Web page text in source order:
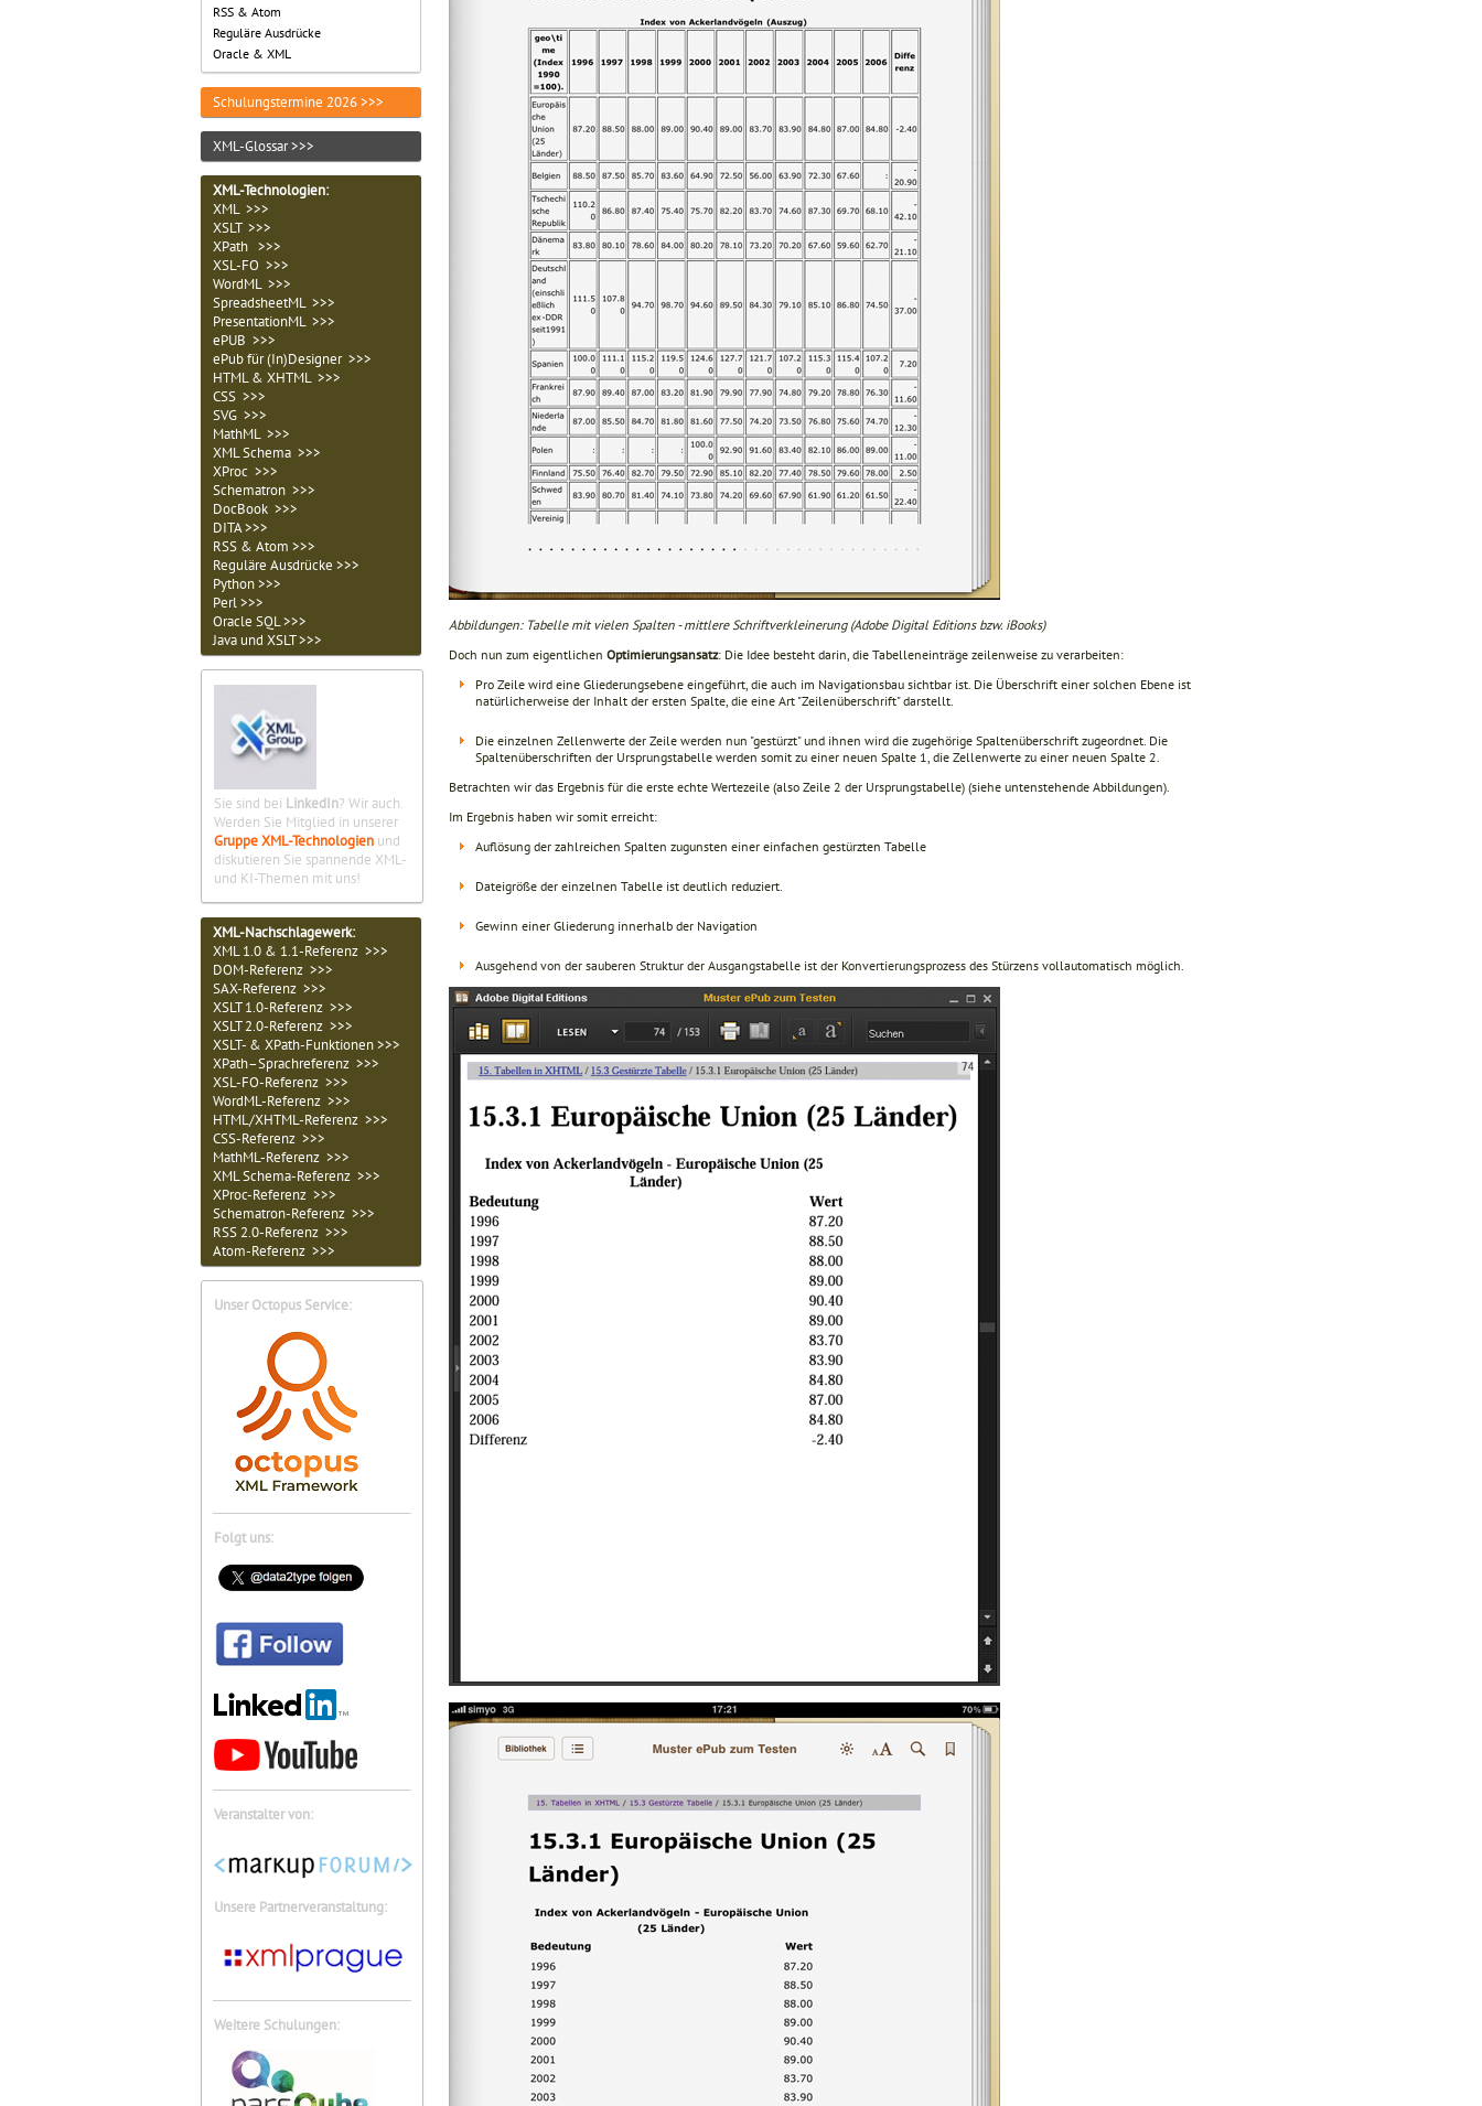
RSS & Atom
Reguläre Ausdrücke
Oracle & XML
Schulungstermine 2026 >>>
XML-Glossar >>>
XML-Technologien:
XML >>>
XSLT >>>
XPath >>>
XSL-FO >>>
WordML >>>
SpreadsheetML >>>
PresentationML >>>
ePUB >>>
ePub für (In)Designer >>>
HTML & XHTML >>>
CSS >>>
SVG >>>
MathML >>>
XML Schema >>>
XProc >>>
Schematron >>>
DocBook >>>
DITA >>>
RSS & Atom >>>
Reguläre Ausdrücke >>>
Python >>>
Perl >>>
Oracle SQL >>>
Java und XSLT >>>
Sie sind bei LinkedIn? Wir auch.
Werden Sie Mitglied in unserer
Gruppe XML-Technologien und
diskutieren Sie spannende XML-
und KI-Themen mit uns!
XML-Nachschlagewerk:
XML 1.0 & 1.1-Referenz >>>
DOM-Referenz >>>
SAX-Referenz >>>
XSLT 1.0-Referenz >>>
XSLT 2.0-Referenz >>>
XSLT- & XPath-Funktionen >>>
XPath–Sprachreferenz >>>
XSL-FO-Referenz >>>
WordML-Referenz >>>
HTML/XHTML-Referenz >>>
CSS-Referenz >>>
MathML-Referenz >>>
XML Schema-Referenz >>>
XProc-Referenz >>>
Schematron-Referenz >>>
RSS 2.0-Referenz >>>
Atom-Referenz >>>
Unser Octopus Service:
Folgt uns:
Veranstalter von:
Unsere Partnerveranstaltung:
Weitere Schulungen:
Abbildungen: Tabelle mit vielen Spalten - mittlere Schriftverkleinerung (Adobe Digital Editions bzw. iBooks)
Doch nun zum eigentlichen Optimierungsansatz: Die Idee besteht darin, die Tabelleneinträge zeilenweise zu verarbeiten:
Pro Zeile wird eine Gliederungsebene eingeführt, die auch im Navigationsbau sichtbar ist. Die Überschrift einer solchen Ebene ist
natürlicherweise der Inhalt der ersten Spalte, die eine Art "Zeilenüberschrift" darstellt.
Die einzelnen Zellenwerte der Zeile werden nun "gestürzt" und ihnen wird die zugehörige Spaltenüberschrift zugeordnet. Die
Spaltenüberschriften der Ursprungstabelle werden somit zu einer neuen Spalte 1, die Zellenwerte zu einer neuen Spalte 2.
Betrachten wir das Ergebnis für die erste echte Wertezeile (also Zeile 2 der Ursprungstabelle) (siehe untenstehende Abbildungen).
Im Ergebnis haben wir somit erreicht:
Auflösung der zahlreichen Spalten zugunsten einer einfachen gestürzten Tabelle
Dateigröße der einzelnen Tabelle ist deutlich reduziert.
Gewinn einer Gliederung innerhalb der Navigation
Ausgehend von der sauberen Struktur der Ausgangstabelle ist der Konvertierungsprozess des Stürzens vollautomatisch möglich.